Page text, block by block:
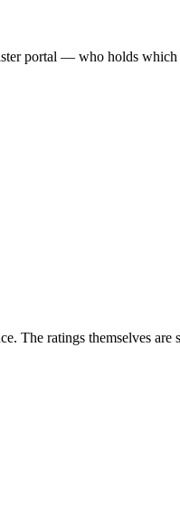
portal — who holds which
The ratings themselves are